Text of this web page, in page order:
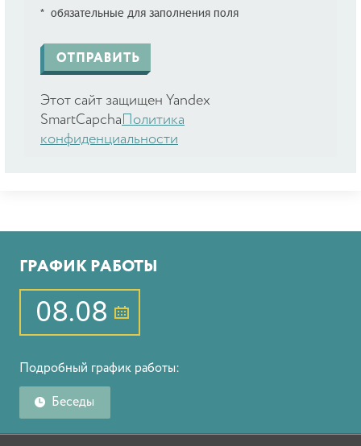
* обязательные для заполнения поля
Этот сайт защищен Yandex
SmartCapcha Политика
конфиденциальности
ГРАФИК РАБОТЫ
08.08
Подробный график работы:
Беседы